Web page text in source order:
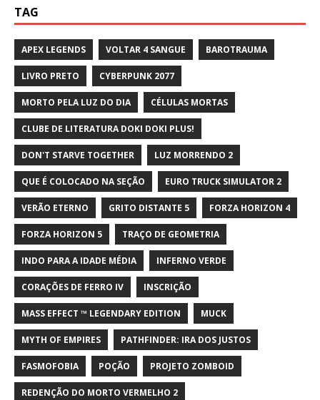
TAG
APEX LEGENDS VOLTAR 4 SANGUE BAROTRAUMA
LIVRO PRETO CYBERPUNK 2077
MORTO PELA LUZ DO DIA CÉLULAS MORTAS
CLUBE DE LITERATURA DOKI DOKI PLUS!
DON'T STARVE TOGETHER LUZ MORRENDO 2
QUE É COLOCADO NA SEÇÃO EURO TRUCK SIMULATOR 2
VERÃO ETERNO GRITO DISTANTE 5 FORZA HORIZON 4
FORZA HORIZON 5 TRAÇO DE GEOMETRIA
INDO PARA A IDADE MÉDIA INFERNO VERDE
CORAÇÕES DE FERRO IV INSCRIÇÃO
MASS EFFECT ™ LEGENDARY EDITION MUCK
MYTH OF EMPIRES PATHFINDER: IRA DOS JUSTOS
FASMOFOBIA POÇÃO PROJETO ZOMBOID
REDENÇÃO DO MORTO VERMELHO 2